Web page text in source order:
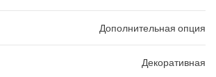
Дополнительная опция
Декоративная